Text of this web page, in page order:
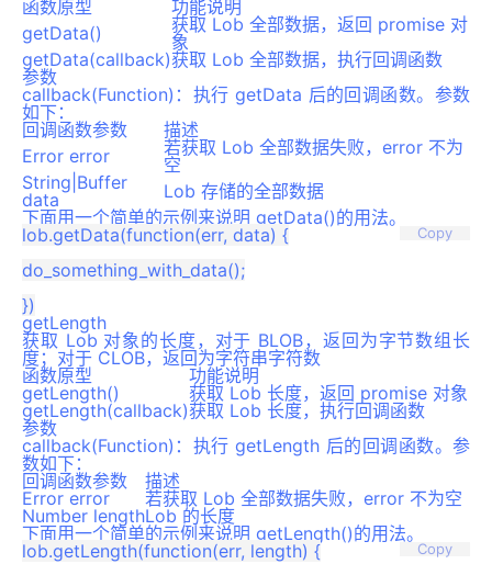
函数原型
功能说明
getData()
获取 Lob 全部数据，返回 promise 对
象
getData(callback)获取 Lob 全部数据，执行回调函数
参数
callback(Function)：执行 getData 后的回调函数。参数
如下：
回调函数参数
描述
Error error
若获取 Lob 全部数据失败，error 不为
空
String|Buffer
data
Lob 存储的全部数据
下面用一个简单的示例来说明 getData()的用法。
Copy
lob.getData(function(err, data) {
do_something_with_data();
getLength
获取 Lob 对象的长度，对于 BLOB，返回为字节数组长
度；对于 CLOB，返回为字符串字符数
函数原型
功能说明
getLength()
获取 Lob 长度，返回 promise 对象
getLength(callback)获取 Lob 长度，执行回调函数
参数
callback(Function)：执行 getLength 后的回调函数。参
数如下：
回调函数参数
描述
Error error
若获取 Lob 全部数据失败，error 不为空
Number lengthLob 的长度
下面用一个简单的示例来说明 getLength()的用法。
Copy
lob.getLength(function(err, length) {